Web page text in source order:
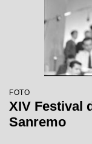
FOTO
XIV Festival
Sanremo